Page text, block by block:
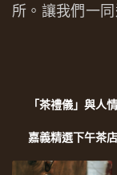
所。讓我們一
「茶禮儀」與人
嘉義精選下午茶